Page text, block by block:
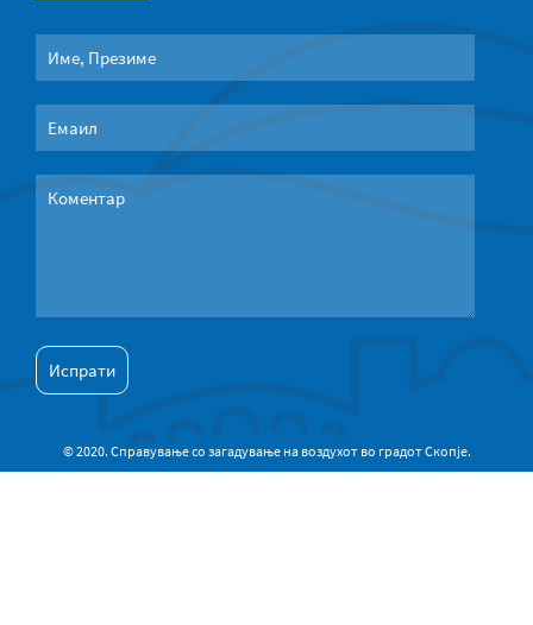
© 2020. Справување со загадување на воздухот во градот Скопје.